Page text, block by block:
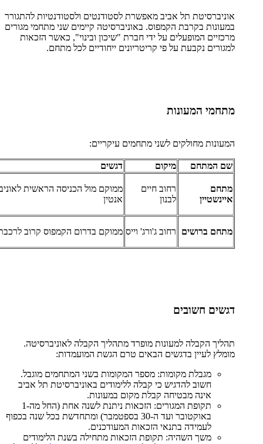
אוניברסיטת תל אביב מאפשרת לסטודנטים ולסטודנטיות להתגורר
במעונות בקרבת הקמפוס. באוניברסיטה קיימים שני מתחמי מגורים
מרכזיים המופעלים על ידי חברת "שיכון ובינוי", כאשר הזכאות
למגורים נקבעת על פי קריטריונים ייחודיים לכל מתחם.
מתחמי המעונות
המעונות מחולקים לשני מתחמים עיקריים:
שם המתחם מיקום דגשים
מתחם
איינשטיין
רחוב חיים
לבנון
ממוקם מול הכניסה הראשית
אנטין
מתחם ברושים רחוב ג'ורג' וייס ממוקם בדרום הקמפוס קרוב
דגשים חשובים
תהליך הקבלה למעונות מופרד מתהליך הקבלה לאוניברסיטה.
מומלץ לעיין בדגשים הבאים טרם הגשת המועמדות:
מגבלת מקומות: מספר המקומות בשני המתחמים מוגבל.
חשוב להדגיש כי קבלה ללימודים באוניברסיטת תל אביב
אינה מבטיחה קבלת מקום במעונות.
תקופת המגורים: הזכאות ניתנת לשנה אחת (החל מה-1
באוקטובר ועד ה-30 בספטמבר) ומתחדשת בכל שנה בכפוף
לעמידה בתנאי הזכאות המעודכנים.
משך השהיה: תקופת הזכאות מתחילה בשנת הלימודים